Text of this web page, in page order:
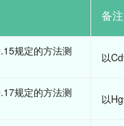
备注
规定的方法测
以Cd
规定的方法测
以Hg